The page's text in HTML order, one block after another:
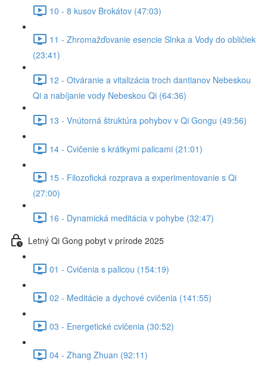
10 - 8 kusov Brokátov (47:03)
11 - Zhromažďovanie esencie Slnka a Vody do obličiek
(23:41)
12 - Otváranie a vitalizácia troch dantianov Nebeskou
Qi a nabíjanie vody Nebeskou Qi (64:36)
13 - Vnútorná štruktúra pohybov v Qi Gongu (49:56)
14 - Cvičenie s krátkymi palicami (21:01)
15 - Filozofická rozprava a experimentovanie s Qi
(27:00)
16 - Dynamická meditácia v pohybe (32:47)
Letný Qi Gong pobyt v prírode 2025
01 - Cvičenia s palicou (154:19)
02 - Meditácie a dychové cvičenia (141:55)
03 - Energetické cvičenia (30:52)
04 - Zhang Zhuan (92:11)